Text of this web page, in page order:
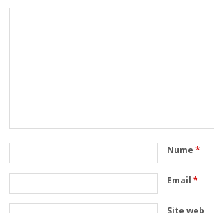
Nume*
Email*
Site web